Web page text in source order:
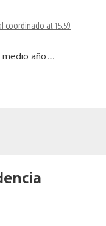
coordinado at 15:59
año…